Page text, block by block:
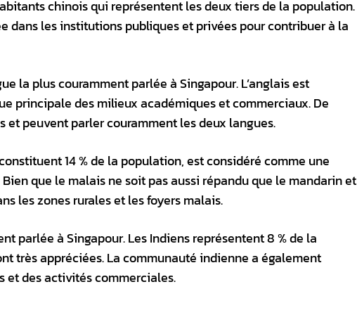
chinois qui représentent les deux tiers de la population.
dans les institutions publiques et privées pour contribuer à la
la plus couramment parlée à Singapour. L’anglais est
principale des milieux académiques et commerciaux. De
peuvent parler couramment les deux langues.
14 % de la population, est considéré comme une
que le malais ne soit pas aussi répandu que le mandarin et
les zones rurales et les foyers malais.
parlée à Singapour. Les Indiens représentent 8 % de la
très appréciées. La communauté indienne a également
et des activités commerciales.